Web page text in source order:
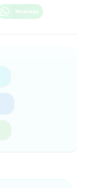
WhatsApp